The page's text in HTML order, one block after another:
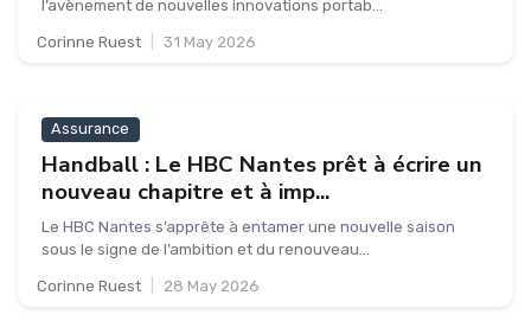
l’avènement de nouvelles innovations portab...
Corinne Ruest 31 May 2026
Assurance
Handball : Le HBC Nantes prêt à écrire un
nouveau chapitre et à imp...
Le HBC Nantes s’apprête à entamer une nouvelle saison
sous le signe de l’ambition et du renouveau...
Corinne Ruest 28 May 2026